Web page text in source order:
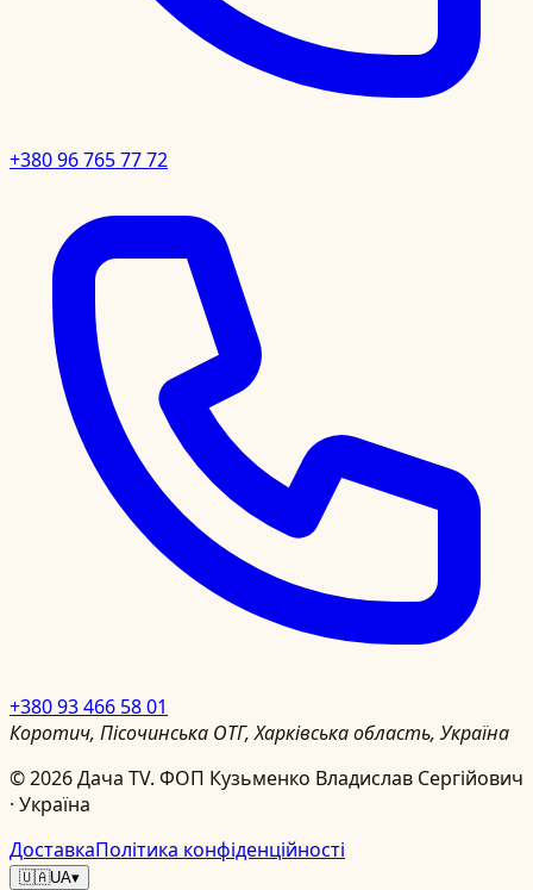
+380 96 765 77 72
+380 93 466 58 01
Коротич, Пісочинська ОТГ, Харківська область, Україна
©2026Дача TV. ФОП Кузьменко Владислав Сергійович
· Україна
ДоставкаПолітика конфіденційності
🇺🇦UA▾